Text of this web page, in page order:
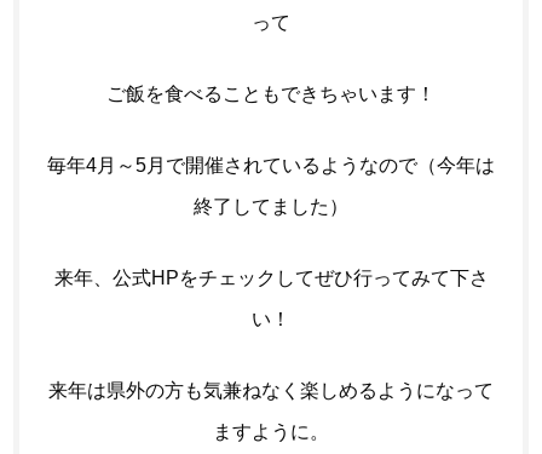
って
ご飯を食べることもできちゃいます！
毎年4月～5月で開催されているようなので（今年は
終了してました）
来年、公式HPをチェックしてぜひ行ってみて下さ
い！
来年は県外の方も気兼ねなく楽しめるようになって
ますように。